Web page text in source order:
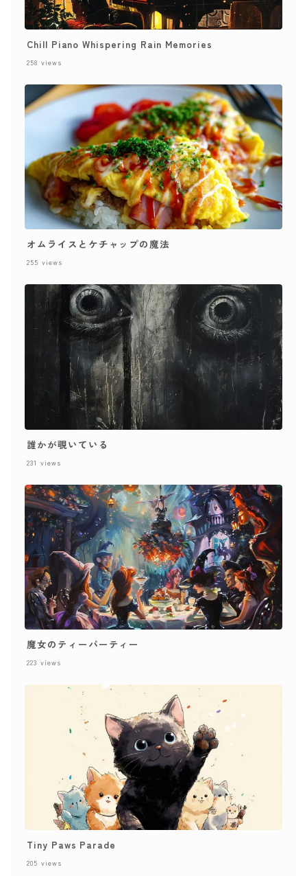
Chill Piano Whispering Rain Memories
258 views
オムライスとケチャップの魔法
255 views
誰かが覗いている
231 views
魔女のティーパーティー
223 views
Tiny Paws Parade
205 views